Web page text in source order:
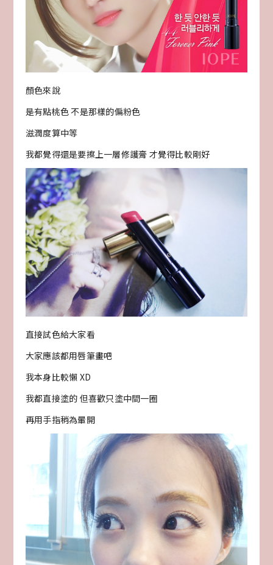
顏色來說
是有點桃色 不是那樣的偏粉色
滋潤度算中等
我都覺得還是要擦上一層修護膏 才覺得比較剛好
直接試色給大家看
大家應該都用唇筆畫吧
我本身比較懶 XD
我都直接塗的 但喜歡只塗中間一圈
再用手指稍為暈開